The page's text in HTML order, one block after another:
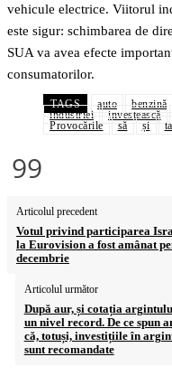
vehicule electrice. Viitorul
este sigur: schimbarea de
SUA va avea efecte
consumatorilor.
TAGS auto benzină
industriei
investească
Provocările
să și
99
Articolul precedent
Votul privind participarea
la Eurovision a fost amânat
decembrie
Articolul următor
După aur, și cotația
un nivel record. De ce spun
că, totuși, investițiile în
sunt recomandate